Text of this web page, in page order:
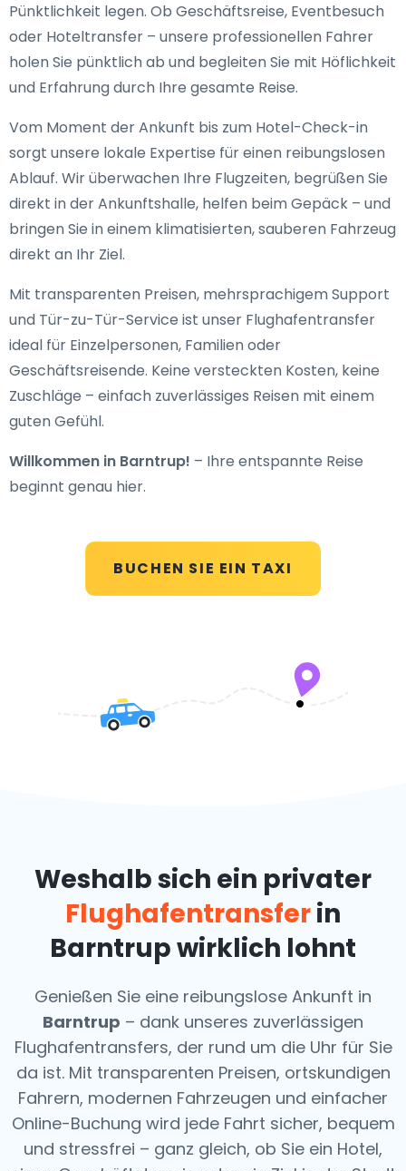
BUCHEN SIE EIN TAXI
Pünktlichkeit legen. Ob Geschäftsreise, Eventbesuch
oder Hoteltransfer – unsere professionellen Fahrer
holen Sie pünktlich ab und begleiten Sie mit Höflichkeit
und Erfahrung durch Ihre gesamte Reise.
Vom Moment der Ankunft bis zum Hotel-Check-in
sorgt unsere lokale Expertise für einen reibungslosen
Ablauf. Wir überwachen Ihre Flugzeiten, begrüßen Sie
direkt in der Ankunftshalle, helfen beim Gepäck – und
bringen Sie in einem klimatisierten, sauberen Fahrzeug
direkt an Ihr Ziel.
Mit transparenten Preisen, mehrsprachigem Support
und Tür-zu-Tür-Service ist unser Flughafentransfer
ideal für Einzelpersonen, Familien oder
Geschäftsreisende. Keine versteckten Kosten, keine
Zuschläge – einfach zuverlässiges Reisen mit einem
guten Gefühl.
Willkommen in Barntrup! – Ihre entspannte Reise
beginnt genau hier.
Weshalb sich ein privater
Flughafentransferin
Barntrup wirklich lohnt
Genießen Sie eine reibungslose Ankunft in
Barntrup – dank unseres zuverlässigen
Flughafentransfers, der rund um die Uhr für Sie
da ist. Mit transparenten Preisen, ortskundigen
Fahrern, modernen Fahrzeugen und einfacher
Online-Buchung wird jede Fahrt sicher, bequem
und stressfrei – ganz gleich, ob Sie ein Hotel,